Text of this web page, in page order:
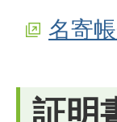
名寄
証明